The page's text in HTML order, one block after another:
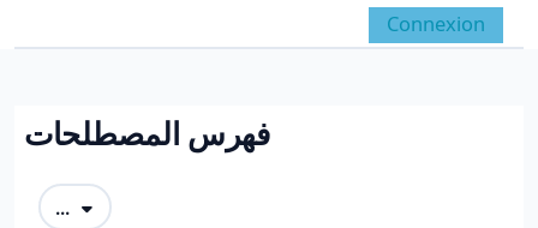
Panneau latéral
Activer/désactiver la
Connexion
فهرس المصطلحات
... Exporter des articles